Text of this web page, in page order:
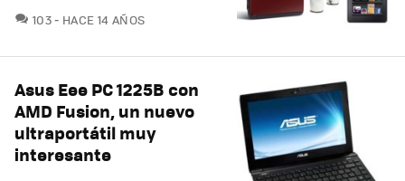
103COMENTARIOS
HACE 14 AÑOS
Asus Eee PC 1225B con
AMD Fusion, un nuevo
ultraportátil muy
interesante